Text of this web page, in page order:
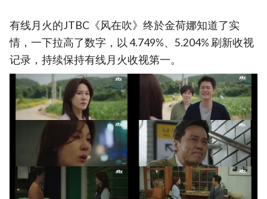
有线月火的JTBC《风在吹》终於金荷娜知道了实
情，一下拉高了数字，以 4.749%、5.204% 刷新收视
记录，持续保持有线月火收视第一。